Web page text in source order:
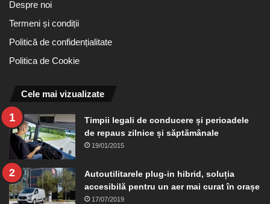
Despre noi
Termeni și condiții
Politică de confidențialitate
Politica de Cookie
Cele mai vizualizate
Timpii legali de conducere și perioadele
de repaus zilnice și săptămânale
19/01/2015
Autoutilitarele plug-in hibrid, soluția
accesibilă pentru un aer mai curat în orașe
17/07/2019